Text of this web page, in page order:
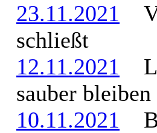
23.11.2021
schließt
12.11.2021
sauber bleiben
10.11.2021